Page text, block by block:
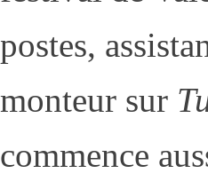
postes,
monteur sur
commence